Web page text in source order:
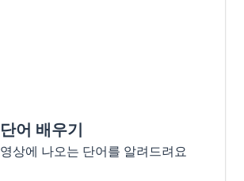
단어 배우기
영상에 나오는 단어를 알려드려요